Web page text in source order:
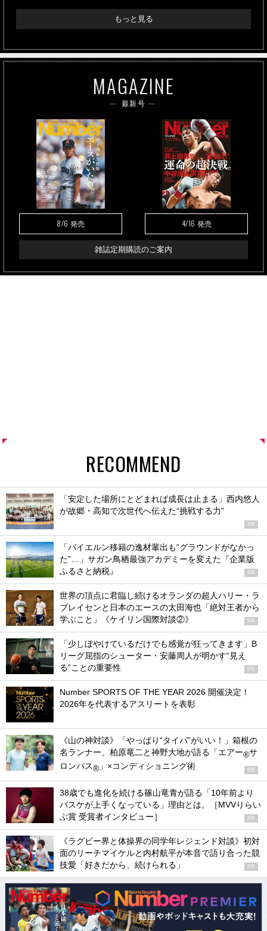
もっと見る
MAGAZINE
最新号
8/6 発売 4/16 発売
雑誌定期購読のご案内
RECOMMEND
「安定した場所にとどまれば成長は止まる」西内悠人
が故郷・高知で次世代へ伝えた“挑戦する力”
PR
「バイエルン移籍の逸材輩出も“グラウンドがなかっ
た”…」サガン鳥栖最強アカデミーを変えた『企業版
ふるさと納税』
PR
世界の頂点に君臨し続けるオランダの超人ハリー・ラ
ブレイセンと日本のエースの太田海也「絶対王者から
学ぶこと」《ケイリン国際対談②》
PR
「少しぼやけているだけでも感覚が狂ってきます」B
リーグ屈指のシューター・安藤周人が明かす“見え
る”ことの重要性
PR
Number SPORTS OF THE YEAR 2026 開催決定！
2026年を代表するアスリートを表彰
《山の神対談》「やっぱり“タイパ”がいい！」箱根の
名ランナー、柏原竜二と神野大地が語る「エアー®サ
ロンパス® 」×コンディショニング術 PR
38歳でも進化を続ける篠山竜青が語る「10年前より
バスケが上手くなっている」理由とは。［MVVりらい
ぶ賞 受賞者インタビュー］
PR
《ラグビー界と体操界の同学年レジェンド対談》初対
面のリーチマイケルと内村航平が本音で語り合った競
技愛「好きだから、続けられる」
PR